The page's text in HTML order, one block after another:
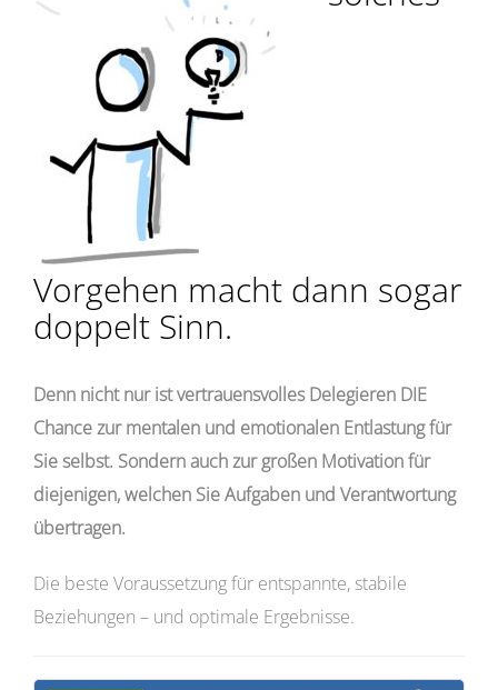
Vorgehen macht dann sogar
doppelt Sinn.
Denn nicht nur ist vertrauensvolles Delegieren DIE
Chance zur mentalen und emotionalen Entlastung für
Sie selbst. Sondern auch zur großen Motivation für
diejenigen, welchen Sie Aufgaben und Verantwortung
übertragen.
Die beste Voraussetzung für entspannte, stabile
Beziehungen – und optimale Ergebnisse.